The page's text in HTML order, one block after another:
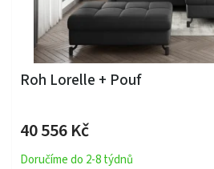
Roh Lorelle + Pouf
40 556 Kč
Doručíme do 2-8 týdnů